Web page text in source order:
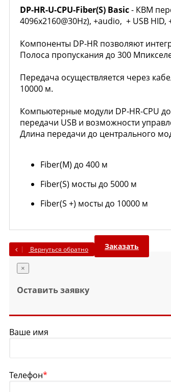
DP-HR-U-CPU-Fiber(S) Basic- КВМ
4096x2160@30Hz), +audio, + USB HID,
Компоненты DP-HR позволяют
Полоса пропускания до 300
Передача осуществляется через
10000 м.
Компьютерные модули DP-HR-CPU
передачи USB и возможности
Длина передачи до центрального
Fiber(М) до 400 м
Fiber(S) мосты до 5000 м
Fiber(S +) мосты до 10000 м
Вернуться обратно Заказать
×
Оставить заявку
Ваше имя
Телефон*